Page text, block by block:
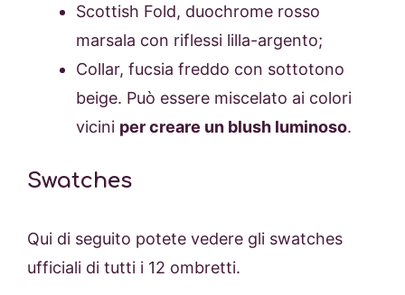
Scottish Fold, duochrome rosso
marsala con riflessi lilla-argento;
Collar, fucsia freddo con sottotono
beige. Può essere miscelato ai colori
vicini per creare un blush luminoso.
Swatches
Qui di seguito potete vedere gli swatches
ufficiali di tutti i 12 ombretti.